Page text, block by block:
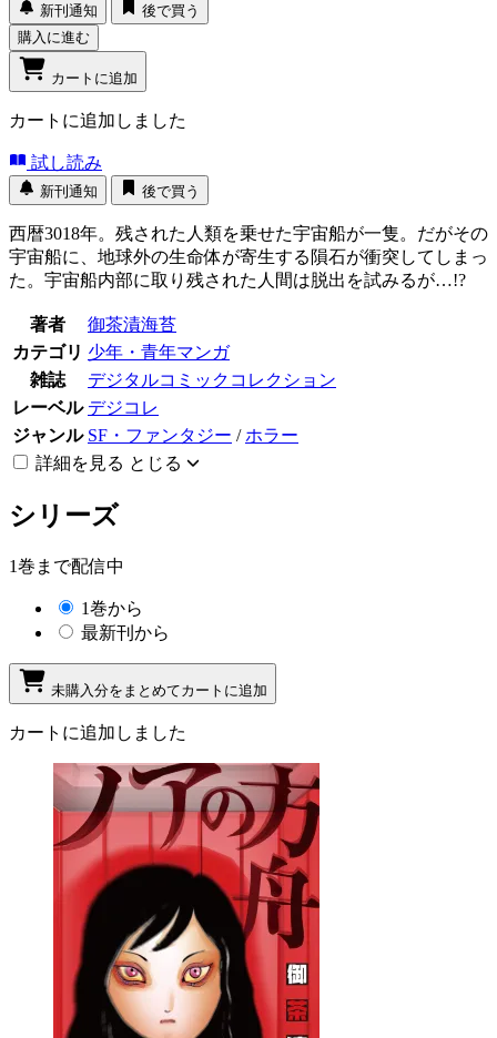
新刊通知
後で買う
購入に進む
カートに追加
カートに追加しました
試し読み
新刊通知 後で買う
西暦3018年。残された人類を乗せた宇宙船が一隻。だがその
宇宙船に、地球外の生命体が寄生する隕石が衝突してしまっ
た。宇宙船内部に取り残された人間は脱出を試みるが…!?
著者
御茶漬海苔
カテゴリ 少年・青年マンガ
雑誌
デジタルコミックコレクション
レーベル デジコレ
ジャンル SF・ファンタジー / ホラー
詳細を見る とじる
シリーズ
1巻まで配信中
1巻から
最新刊から
未購入分をまとめてカートに追加
カートに追加しました